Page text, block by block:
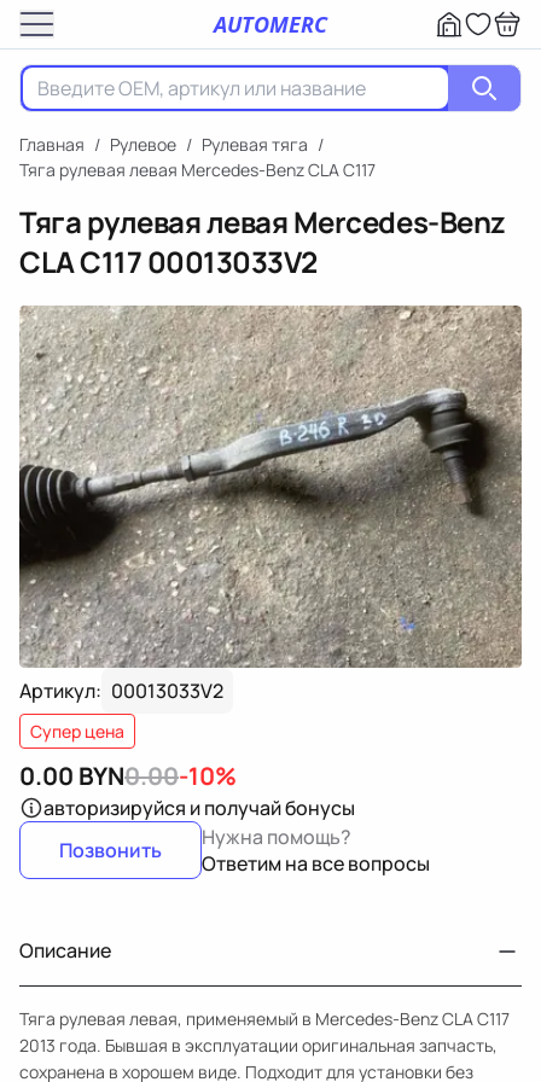
AUTOMERC
Главная / Рулевое / Рулевая тяга /
Тяга рулевая левая Mercedes-Benz CLA C117
Тяга рулевая левая Mercedes-Benz
CLA C11700013033V2
Артикул: 00013033V2
Супер цена
0.00 BYN0.00-10%
авторизируйся и получай бонусы
Позвонить
Нужна помощь?
Ответим на все вопросы
Описание
Тяга рулевая левая, применяемый в Mercedes-Benz CLA C117
2013 года. Бывшая в эксплуатации оригинальная запчасть,
сохранена в хорошем виде. Подходит для установки без